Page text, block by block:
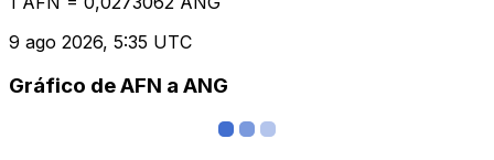
9 ago 2026, 5:35 UTC
Gráfico de AFN a ANG